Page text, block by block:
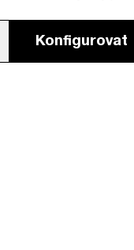
Konfigurovat